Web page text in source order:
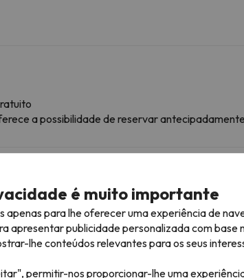
a possibilidade de reservar
é muito importante
apenas para lhe oferecer uma experiência de
apresentar publicidade personalizada com base
lhe conteúdos relevantes para os seus
permitir-nos proporcionar-lhe uma